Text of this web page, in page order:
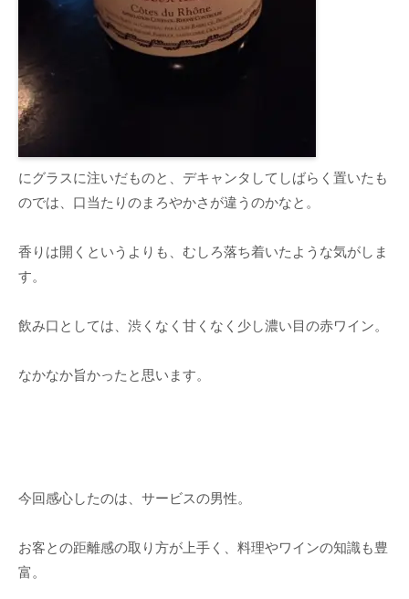
にグラスに注いだものと、デキャンタしてしばらく置いたも
のでは、口当たりのまろやかさが違うのかなと。
香りは開くというよりも、むしろ落ち着いたような気がしま
す。
飲み口としては、渋くなく甘くなく少し濃い目の赤ワイン。
なかなか旨かったと思います。
今回感心したのは、サービスの男性。
お客との距離感の取り方が上手く、料理やワインの知識も豊
富。